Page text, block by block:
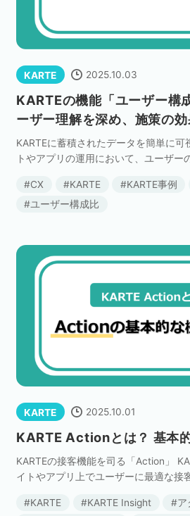
CRM
Google Cloud／BI
セミナー
株式会社メディックス
お問い合わせ
プライバシーポリシー
KARTE 2025.10.03
KARTEの機能「ユーザー構
ーザー理解を深め、施策の
KARTEに蓄積されたデータを簡単に可
トやアプリの運用において、ユーザー
ザーの全体像を把握したい」「施策
CX KARTE KARTE事例
ユーザー構成比
KARTE 2025.10.01
KARTE Actionとは？ 基本
KARTEの接客機能を司る「Action」
イトやアプリ上でユーザーに最適な接
る」「スマートフォンからア […]
KARTE KARTE Insight
ア